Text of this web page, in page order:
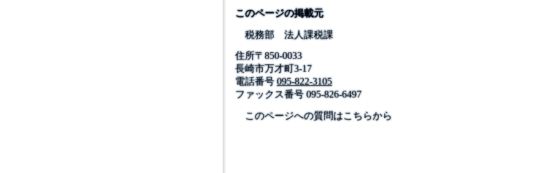
このページの掲載元
税務部 法人課税課
住所〒850-0033
長崎市万才町3-17
電話番号 095-822-3105
ファックス番号095-826-6497
このページへの質問はこちらから
公式SNS
このサイトについて
長崎県庁